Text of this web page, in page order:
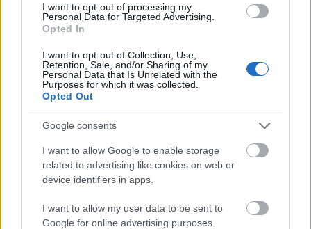
I want to opt-out of processing my
Personal Data for Targeted Advertising.
Opted In
I want to opt-out of Collection, Use,
Retention, Sale, and/or Sharing of my
Personal Data that Is Unrelated with the
Purposes for which it was collected.
Opted Out
Google consents
I want to allow Google to enable storage
related to advertising like cookies on web or
device identifiers in apps.
I want to allow my user data to be sent to
Google for online advertising purposes.
magában hordja a katarzis